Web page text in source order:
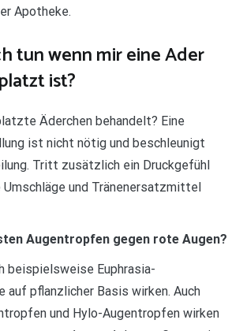
Apotheke.
tun wenn mir eine Ader
ist?
Äderchen behandelt? Eine
ist nicht nötig und beschleunigt
Tritt zusätzlich ein Druckgefühl
Umschläge und Tränenersatzmittel
Augentropfen gegen rote Augen?
beispielsweise Euphrasia-
auf pflanzlicher Basis wirken. Auch
und Hylo-Augentropfen wirken